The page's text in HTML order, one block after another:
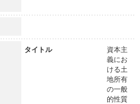
タイトル
資本主
義にお
ける土
地所有
の一般
的性質